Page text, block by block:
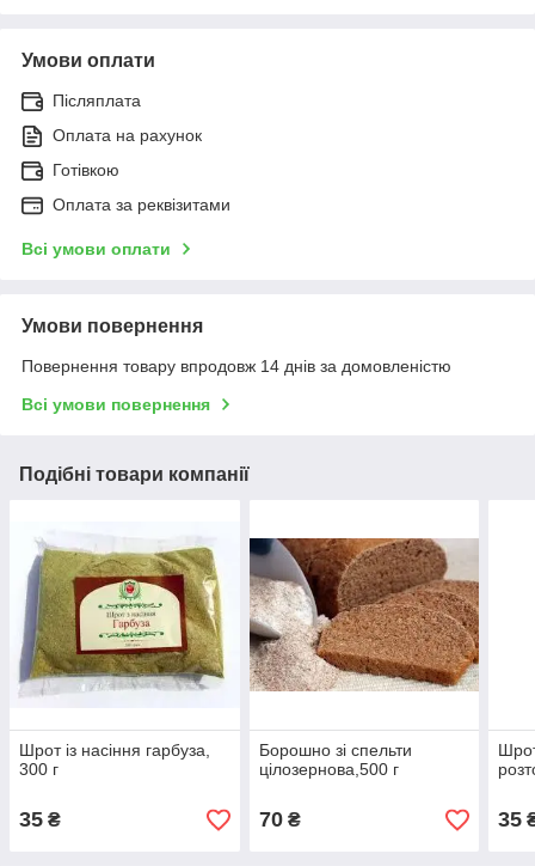
Умови оплати
Післяплата
Оплата на рахунок
Готівкою
Оплата за реквізитами
Всі умови оплати
Умови повернення
Повернення товару впродовж 14 днів за домовленістю
Всі умови повернення
Подібні товари компанії
Шрот із насіння гарбуза,
300 г
35 ₴
Борошно зі спельти
цілозернова,500 г
70₴ 35